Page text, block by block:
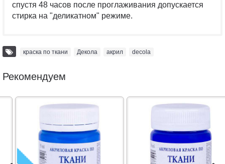
спустя 48 часов после проглаживания допускается
стирка на "деликатном" режиме.
краска по ткани Декола акрил decola
Рекомендуем